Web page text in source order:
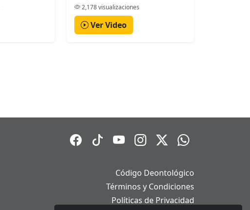
2,178 visualizaciones
Ver Video
Código Deontológico
Términos y Condiciones
Políticas de Privacidad